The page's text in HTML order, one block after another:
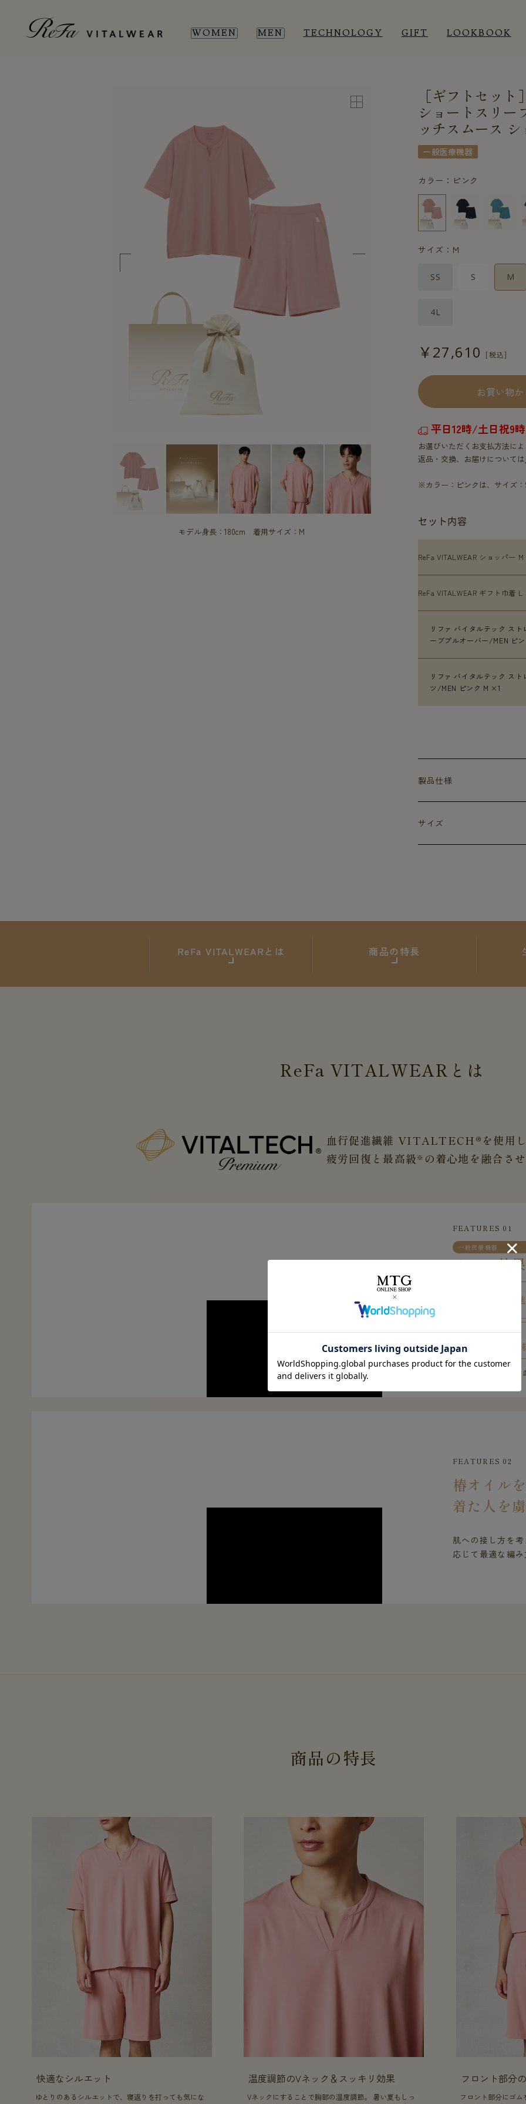
WOMEN MEN TECHNOLOGY GIFT LOOKBOOK
ROOM WEAR
ROOM WEAR
モデル身長：180cm 着用サイズ：M
［ギフトセッ
ショートスリー
ッチスムース
一般医療機器
カラー：ピンク
サイズ：M
SS S M
4L
￥27,610
お買い物
平日12時/土日祝9
お選びいただくお支払方法に
返品・交換、お届けについては
※カラー：ピンクは、サイズ：
セット内容
ReFa VITALWEAR ショッパー
ReFa VITALWEAR ギフト巾着 L
リファ バイタルテック ス
ーブプルオーバー/MEN ピ
リファ バイタルテック ス
ツ/MEN ピンク M ×1
製品仕様
サイズ
ReFaVITALWEARとは 商品の特長
ReFa VITALWEAR とは
血行促進繊維 VITALTECH®を使用し
疲労回復と最高級※ の着心地を融合さ
FEATURES 01
一般医療機器
４つの効
※上記は遠赤外線
FEATURES 02
椿オイル
着た人を
肌への接し方を
応じて最適な編み
商品の特長
快適なシルエット
ゆとりのあるシルエットで、寝返りを打っても気にな
温度調節のVネック＆スッキリ効果
Vネックにすることで胸部の温度調節。 暑い夏もしっ
フロント部分
フロント部分にゴム